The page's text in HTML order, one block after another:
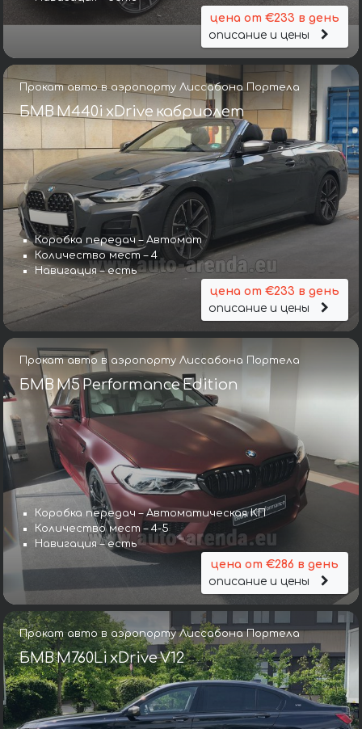
цена от €233 в день
описание и цены
Прокат авто в аэропорту Лиссабона Портела
БМВ M440i xDrive кабриолет
Коробка передач – Автомат
Количество мест – 4
Навигация – есть
цена от €233 в день
описание и цены
Прокат авто в аэропорту Лиссабона Портела
БМВ M5 Performance Edition
Коробка передач – Автоматическая КП
Количество мест – 4-5
Навигация – есть
цена от €286 в день
описание и цены
Прокат авто в аэропорту Лиссабона Портела
БМВ M760Li xDrive V12